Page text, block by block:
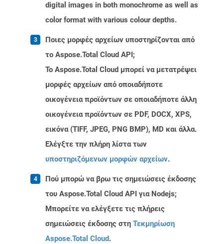
digital images in both monochrome as well as
color format with various colour depths.
Ποιες μορφές αρχείων υποστηρίζονται από
το Aspose.Total Cloud API;
Το Aspose.Total Cloud μπορεί να μετατρέψει
μορφές αρχείων από οποιαδήποτε
οικογένεια προϊόντων σε οποιαδήποτε άλλη
οικογένεια προϊόντων σε PDF, DOCX, XPS,
εικόνα (TIFF, JPEG, PNG BMP), MD και άλλα.
Ελέγξτε την πλήρη λίστα των
υποστηριζόμενων μορφών αρχείων.
Πού μπορώ να βρω τις σημειώσεις έκδοσης
του Aspose.Total Cloud API για Nodejs;
Μπορείτε να ελέγξετε τις πλήρεις
σημειώσεις έκδοσης στη Τεκμηρίωση
Aspose.Total Cloud.